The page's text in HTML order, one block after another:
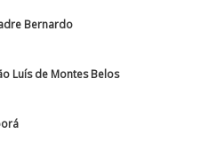
Bernardo
Luís de Montes Belos